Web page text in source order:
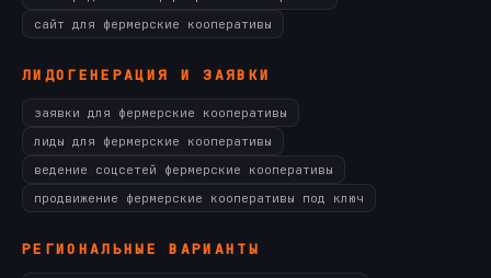
сайт для фермерские кооперативы
ЛИДОГЕНЕРАЦИЯ И ЗАЯВКИ
заявки для фермерские кооперативы
лиды для фермерские кооперативы
ведение соцсетей фермерские кооперативы
продвижение фермерские кооперативы под ключ
РЕГИОНАЛЬНЫЕ ВАРИАНТЫ